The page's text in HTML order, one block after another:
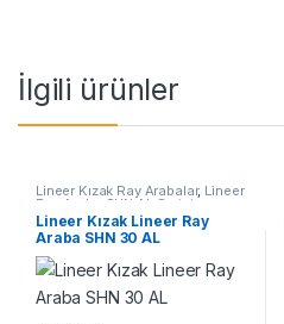
İlgili ürünler
Lineer Kızak Ray Arabalar, Lineer
Ray Araba SHN AL Serisi
Mekanik Ürünler
Lineer Kızak Lineer Ray
Araba SHN 30 AL